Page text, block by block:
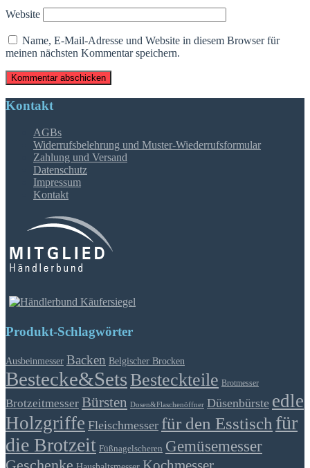
Website
Name, E-Mail-Adresse und Website in diesem Browser für
meinen nächsten Kommentar speichern.
Kontakt
AGBs
Widerrufsbelehrung und Muster-Wiederrufsformular
Zahlung und Versand
Datenschutz
Impressum
Kontakt
Produkt-Schlagwörter
Ausbeinmesser Backen Belgischer Brocken
Bestecke&SetsBesteckteile Brotmesser
Brotzeitmesser Bürsten Dosen&Flaschenöffner Düsenbürste edle
Holzgriffe Fleischmesser für den Esstisch für
die Brotzeit Füßnagelscheren Gemüsemesser